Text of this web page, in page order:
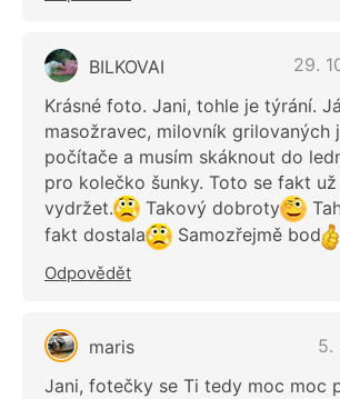
BILKOVAI
29.
Krásné foto. Jani, tohle je týrání. Já
masožravec, milovník grilovaných
počítače a musím skáknout do
pro kolečko šunky. Toto se fakt už
vydržet.
Takový dobroty
fakt dostala
Samozřejmě bod
Odpovědět
maris
5.
Jani, fotečky se Ti tedy moc moc